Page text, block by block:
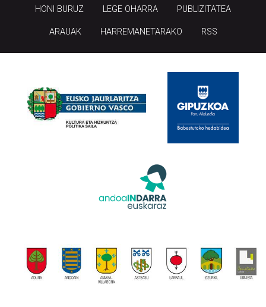
ARAUAK HARREMANETARAKO RSS